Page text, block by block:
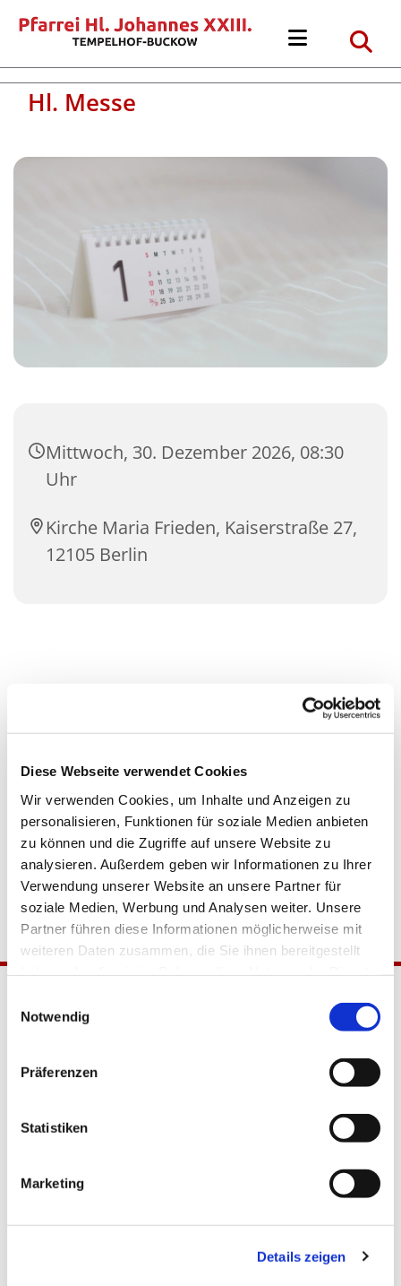
Diese Webseite verwendet Cookies
Wir verwenden Cookies, um Inhalte und Anzeigen zu
personalisieren, Funktionen für soziale Medien anbieten
zu können und die Zugriffe auf unsere Website zu
analysieren. Außerdem geben wir Informationen zu Ihrer
Verwendung unserer Website an unsere Partner für
soziale Medien, Werbung und Analysen weiter. Unsere
Partner führen diese Informationen möglicherweise mit
weiteren Daten zusammen, die Sie ihnen bereitgestellt
Notwendig
Präferenzen
Statistiken
Marketing
Details zeigen
Hl. Messe
Mittwoch, 30. Dezember 2026, 08:30
Uhr
Kirche Maria Frieden, Kaiserstraße 27,
12105 Berlin
Katholische Kirchengemeinde
Tempelhof-Buckow